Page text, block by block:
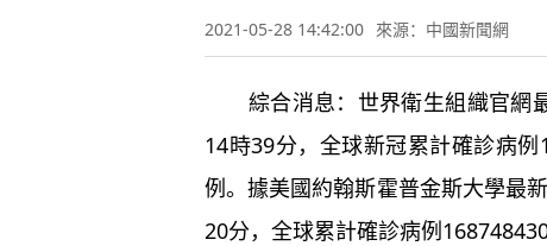
2021-05-28 14:42:00 來源：中國新聞網
綜合消息：世界衛生組織官網
14時39分，全球新冠累計確診病
例。據美國約翰斯霍普金斯大學最
20分，全球累計確診病例